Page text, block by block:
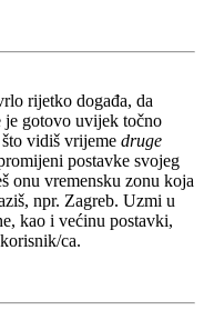
rijetko događa, da
je gotovo uvijek točno
vidiš vrijeme druge
postavke svojeg
onu vremensku zonu koja
npr. Zagreb. Uzmi u
kao i većinu postavki,
ca.